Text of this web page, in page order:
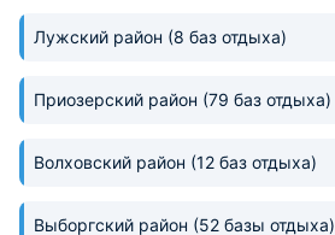
Лужский район (8 баз отдыха)
Приозерский район (79 баз отдыха)
Волховский район (12 баз отдыха)
Выборгский район (52 базы отдыха)